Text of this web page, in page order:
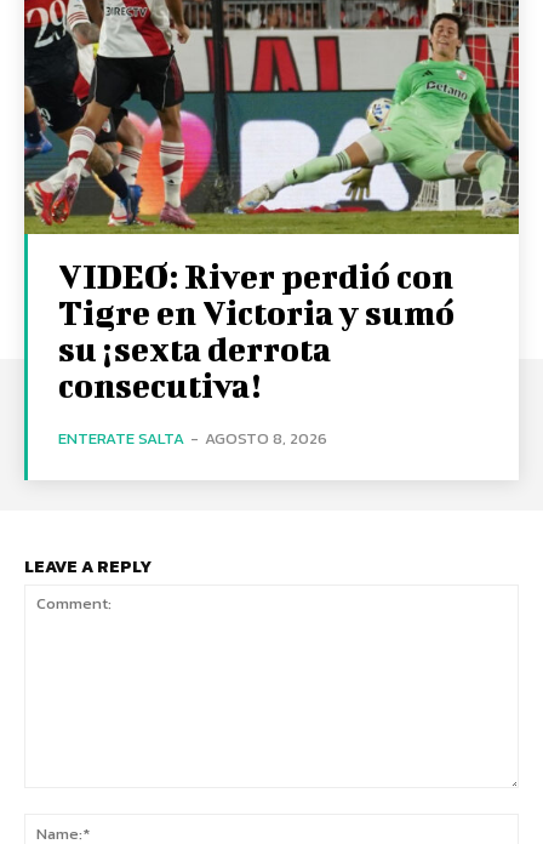
VIDEO: River perdió con
Tigre en Victoria y sumó
su ¡sexta derrota
consecutiva!
ENTERATE SALTA - AGOSTO 8, 2026
LEAVE A REPLY